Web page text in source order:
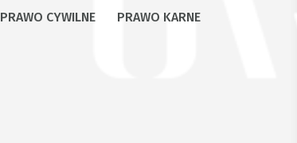
PRAWO CYWILNE
PRAWO KARNE